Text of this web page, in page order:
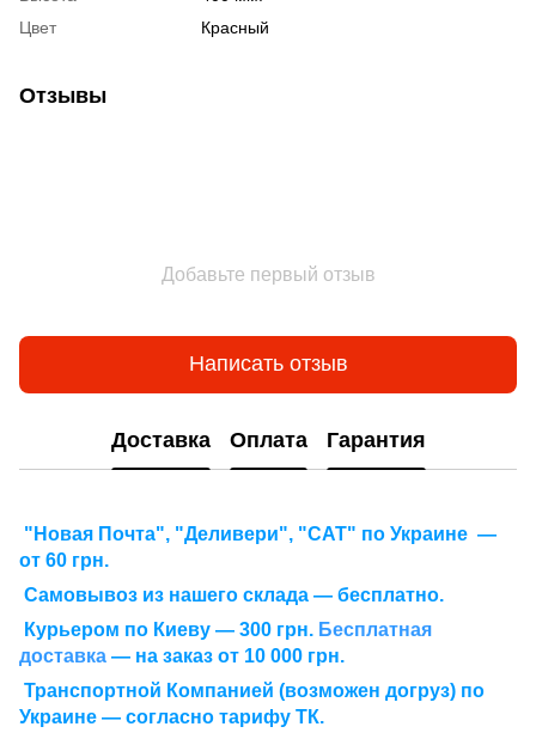
Цвет
Красный
Отзывы
Добавьте первый отзыв
Написать отзыв
Доставка Оплата Гарантия
"Новая Почта", "Деливери", "САТ" по Украине —
от 60 грн.
Самовывоз из нашего склада — бесплатно.
Курьером по Киеву — 300 грн. Бесплатная
доставка — на заказ от 10 000 грн.
Транспортной Компанией (возможен догруз) по
Украине — согласно тарифу ТК.